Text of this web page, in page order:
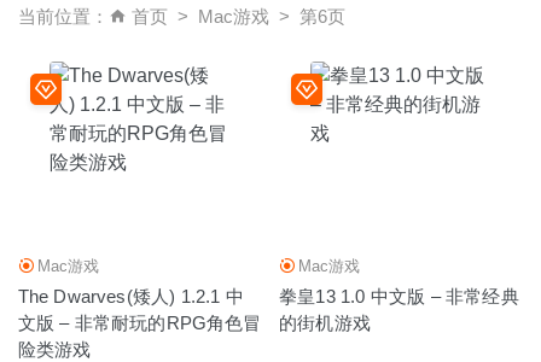
当前位置： 首页 Mac游戏 第6页
Mac游戏
The Dwarves(矮人) 1.2.1 中
文版 – 非常耐玩的RPG角色冒
险类游戏
Mac游戏
拳皇13 1.0 中文版 – 非常经典
的街机游戏
Easy MP3 Converter Pro 3.0.0 for Mac- 音频格式转换工具
Amadeus Pro 2.7.5 (2387) for Mac中文版-多音轨音频编辑
器 2020-03-06
Network Kit X 9.2.1 – 实用的网络检测软件